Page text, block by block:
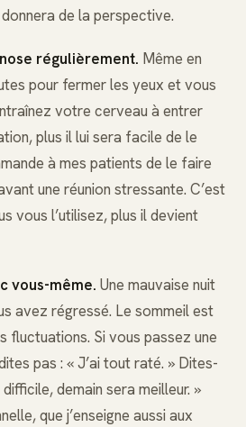
de la perspective.
régulièrement. Même en
pour fermer les yeux et vous
votre cerveau à entrer
plus il lui sera facile de le
à mes patients de le faire
une réunion stressante. C’est
vous l’utilisez, plus il devient
vous-même. Une mauvaise nuit
avez régressé. Le sommeil est
fluctuations. Si vous passez une
pas : « J’ai tout raté. » Dites-
demain sera meilleur. »
que j’enseigne aussi aux